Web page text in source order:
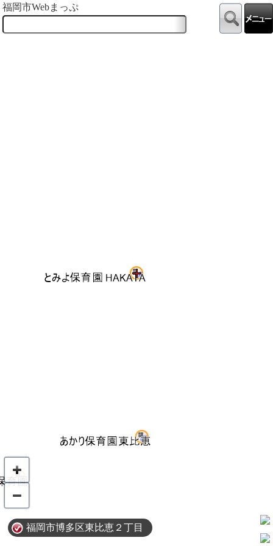
福岡市博多区東比恵２丁目
福岡市Webまっぷ